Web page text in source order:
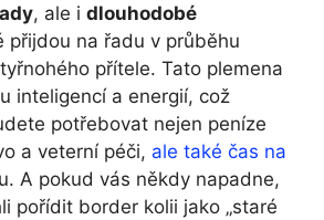
, ale i dlouhodobé
přijdou na řadu v průběhu
přítele. Tato plemena
inteligencí a energií, což
potřebovat nejen peníze
a veterní péči, ale také čas na
A pokud vás někdy napadne,
pořídit border kolii jako „staré